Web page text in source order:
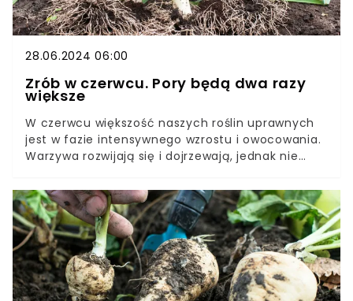
28.06.2024 06:00
Zrób w czerwcu. Pory będą dwa razy
większe
W czerwcu większość naszych roślin uprawnych
jest w fazie intensywnego wzrostu i owocowania.
Warzywa rozwijają się i dojrzewają, jednak nie
Pielęgnacja roślin właśnie teraz jest bardzo ważna
i może wpłynąć na jakość oraz ilość plonów.Nie
inaczej jest w przypadku porów. Zadbajmy o nie
szczególnie właśnie teraz, by zebrać okazałe i
przepyszne warzywa. Jakie czynności warto
wykonać w czerwcu, jeśli zależy nam na dużych i
zdrowych porach?